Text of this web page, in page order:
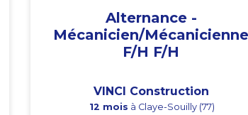
Alternance -
Mécanicien/Mécanicienne
F/H F/H
VINCI Construction
12 mois à Claye-Souilly (77)